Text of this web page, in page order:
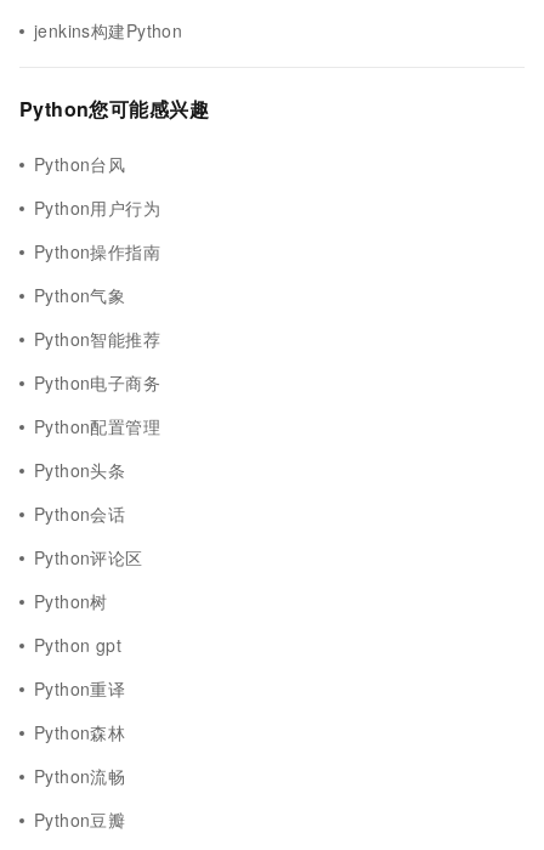
jenkins构建Python
Python您可能感兴趣
Python台风
Python用户行为
Python操作指南
Python气象
Python智能推荐
Python电子商务
Python配置管理
Python头条
Python会话
Python评论区
Python树
Python gpt
Python重译
Python森林
Python流畅
Python豆瓣